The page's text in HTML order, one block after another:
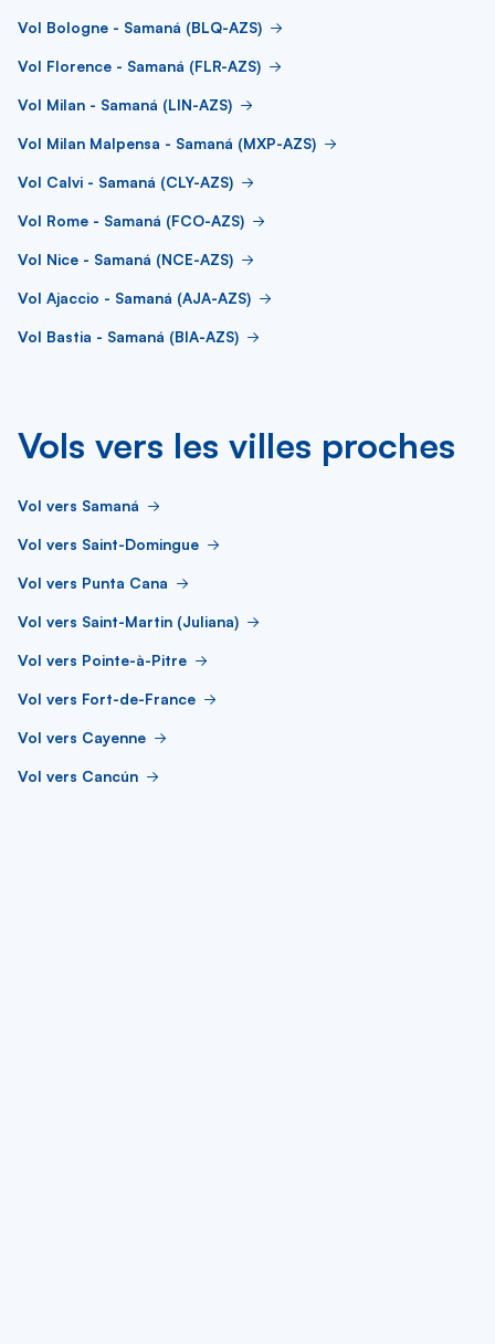
Vol Bologne - Samaná (BLQ-AZS)
Vol Florence - Samaná (FLR-AZS)
Vol Milan - Samaná (LIN-AZS)
Vol Milan Malpensa - Samaná (MXP-AZS)
Vol Calvi - Samaná (CLY-AZS)
Vol Rome - Samaná (FCO-AZS)
Vol Nice - Samaná (NCE-AZS)
Vol Ajaccio - Samaná (AJA-AZS)
Vol Bastia - Samaná (BIA-AZS)
Vols vers les villes proches
Vol vers Samaná
Vol vers Saint-Domingue
Vol vers Punta Cana
Vol vers Saint-Martin (Juliana)
Vol vers Pointe-à-Pitre
Vol vers Fort-de-France
Vol vers Cayenne
Vol vers Cancún